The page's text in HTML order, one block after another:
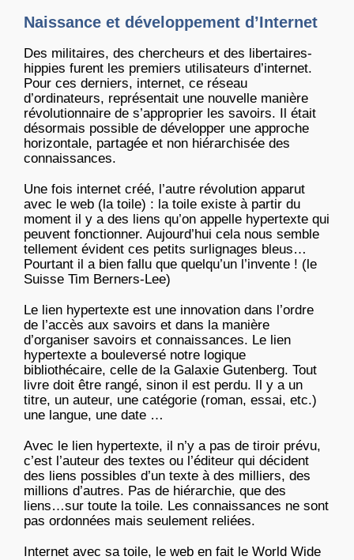
Naissance et développement d’Internet
Des militaires, des chercheurs et des libertaires-
hippies furent les premiers utilisateurs d’internet.
Pour ces derniers, internet, ce réseau
d’ordinateurs, représentait une nouvelle manière
révolutionnaire de s’approprier les savoirs. Il était
désormais possible de développer une approche
horizontale, partagée et non hiérarchisée des
connaissances.
Une fois internet créé, l’autre révolution apparut
avec le web (la toile) : la toile existe à partir du
moment il y a des liens qu’on appelle hypertexte qui
peuvent fonctionner. Aujourd’hui cela nous semble
tellement évident ces petits surlignages bleus…
Pourtant il a bien fallu que quelqu’un l’invente ! (le
Suisse Tim Berners-Lee)
Le lien hypertexte est une innovation dans l’ordre
de l’accès aux savoirs et dans la manière
d’organiser savoirs et connaissances. Le lien
hypertexte a bouleversé notre logique
bibliothécaire, celle de la Galaxie Gutenberg. Tout
livre doit être rangé, sinon il est perdu. Il y a un
titre, un auteur, une catégorie (roman, essai, etc.)
une langue, une date …
Avec le lien hypertexte, il n’y a pas de tiroir prévu,
c’est l’auteur des textes ou l’éditeur qui décident
des liens possibles d’un texte à des milliers, des
millions d’autres. Pas de hiérarchie, que des
liens…sur toute la toile. Les connaissances ne sont
pas ordonnées mais seulement reliées.
Internet avec sa toile, le web en fait le World Wide